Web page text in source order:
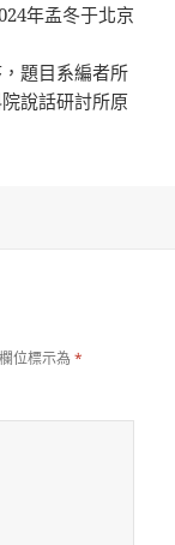
年孟冬于北京
題目系編者所
說話研討所原
位標示為*